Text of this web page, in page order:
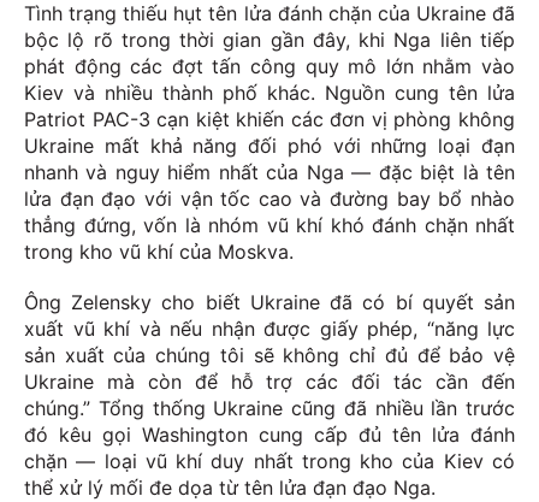
Tình trạng thiếu hụt tên lửa đánh chặn của Ukraine đã
bộc lộ rõ trong thời gian gần đây, khi Nga liên tiếp
phát động các đợt tấn công quy mô lớn nhằm vào
Kiev và nhiều thành phố khác. Nguồn cung tên lửa
Patriot PAC-3 cạn kiệt khiến các đơn vị phòng không
Ukraine mất khả năng đối phó với những loại đạn
nhanh và nguy hiểm nhất của Nga — đặc biệt là tên
lửa đạn đạo với vận tốc cao và đường bay bổ nhào
thẳng đứng, vốn là nhóm vũ khí khó đánh chặn nhất
trong kho vũ khí của Moskva.
Ông Zelensky cho biết Ukraine đã có bí quyết sản
xuất vũ khí và nếu nhận được giấy phép, “năng lực
sản xuất của chúng tôi sẽ không chỉ đủ để bảo vệ
Ukraine mà còn để hỗ trợ các đối tác cần đến
chúng.” Tổng thống Ukraine cũng đã nhiều lần trước
đó kêu gọi Washington cung cấp đủ tên lửa đánh
chặn — loại vũ khí duy nhất trong kho của Kiev có
thể xử lý mối đe dọa từ tên lửa đạn đạo Nga.